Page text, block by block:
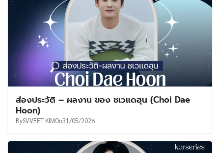
ส่องประวัติ – ผลงาน ของ ชเวแดฮุน (Choi Dae
Hoon)
BySVVEET KIMOn31/05/2026